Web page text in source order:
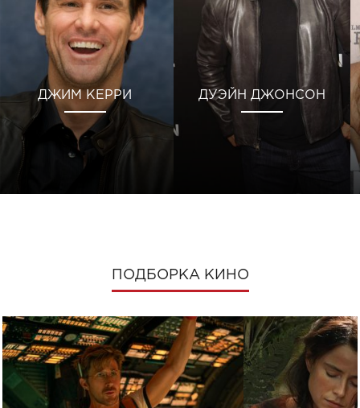
ДЖИМ КЕРРИ ДУЭЙН ДЖОНСОН
ПОДБОРКА КИНО